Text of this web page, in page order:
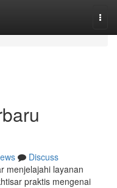
Discuss
menjelajahi layanan
praktis mengenai